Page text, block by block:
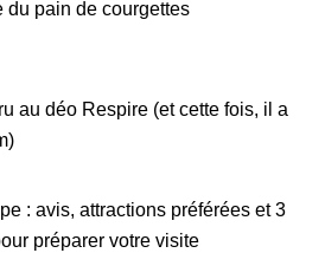
du pain de courgettes
au déo Respire (et cette fois, il a
: avis, attractions préférées et 3
préparer votre visite